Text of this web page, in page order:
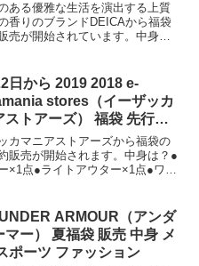
ある優雅な生活を演出する上質
香りのブランドDEICAから福袋
売が開始されています。中身
セット。心を癒す香りと共に、
かに彩るアロマ...
日から 2019 2018 e-
stores（イーザッカ
ストアーズ） 福袋 先行予
中身 ネタバレ レディース
ション
カマニアストアーズから福袋の
販売が開始されます。中身は？●
×1点●ライトアウター×1点●ワン
袋の在庫確認はコチラこの福袋
ARMOUR（アンダ
マー） 夏福袋 販売 中身 メ
ポーツ ファッション